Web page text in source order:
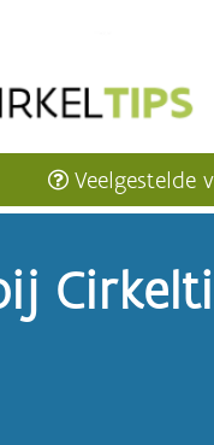
Veelgestelde